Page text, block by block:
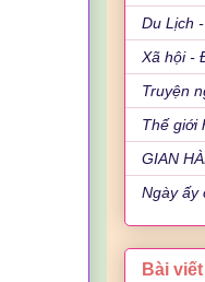
Du Lịch
Xã hội -
Truyện
Thế giới
GIAN
Ngày ấy
Bài